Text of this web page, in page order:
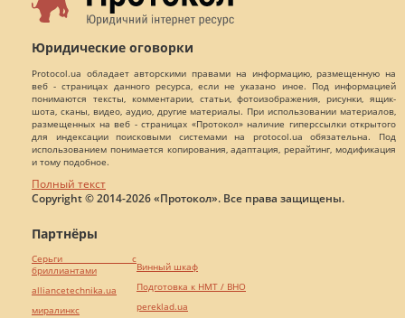
Юридические оговорки
Protocol.ua обладает авторскими правами на информацию, размещенную на
веб - страницах данного ресурса, если не указано иное. Под информацией
понимаются тексты, комментарии, статьи, фотоизображения, рисунки, ящик-
шота, сканы, видео, аудио, другие материалы. При использовании материалов,
размещенных на веб - страницах «Протокол» наличие гиперссылки открытого
для индексации поисковыми системами на protocol.ua обязательна. Под
использованием понимается копирования, адаптация, рерайтинг, модификация
и тому подобное.
Полный текст
Copyright © 2014-2026 «Протокол». Все права защищены.
Партнёры
Серьги с
бриллиантами
alliancetechnika.ua
миралинкс
Винный шкаф
Подготовка к НМТ / ВНО
pereklad.ua